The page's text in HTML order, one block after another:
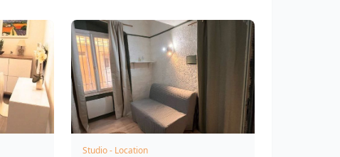
Studio - Location